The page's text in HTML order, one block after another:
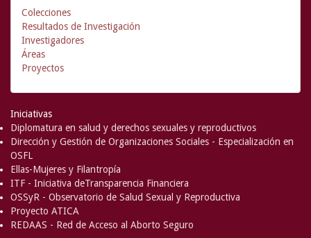
Colecciones
Resultados de Investigación
Investigadores
Áreas
Proyectos
Iniciativas
Diplomatura en salud y derechos sexuales y reproductivos
Dirección y Gestión de Organizaciones Sociales - Especialización en
OSFL
Ellas-Mujeres y Filantropía
ITF - Iniciativa deTransparencia Financiera
OSSyR - Observatorio de Salud Sexual y Reproductiva
Proyecto ATICA
REDAAS - Red de Acceso al Aborto Seguro